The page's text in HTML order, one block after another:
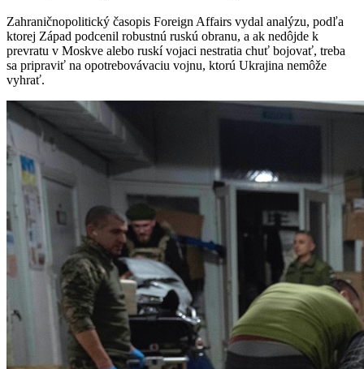
Zahraničnopolitický časopis Foreign Affairs vydal analýzu, podľa
ktorej Západ podcenil robustnú ruskú obranu, a ak nedôjde k
prevratu v Moskve alebo ruskí vojaci nestratia chuť bojovať, treba
sa pripraviť na opotrebovávaciu vojnu, ktorú Ukrajina nemôže
vyhrať.